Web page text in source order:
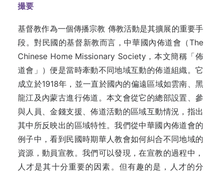
撮要
基督教作為一個傳播宗教 傳教活動是其擴展的重要手
段。對民國的基督新教而言，中華國內佈道會（The
Chinese Home Missionary Society，本文簡稱「佈
道會」）便是當時牽動不同地域互動的佈道組織。它
成立於1918年，並一直於國內的偏遠區域如雲南、黑
龍江及內蒙古進行佈道。本文會從它的總部設置、參
與人員、金錢支援、佈道活動的區域互動情況，指出
其中所反映出的區域特性。我們從中華國內佈道會的
例子中，看到民國時期華人教會如何糾合不同地域的
資源，動員宣教。我們可以發現，在宣教的過程中，
人才是其十分重要的因素。但有趣的是，人才的分